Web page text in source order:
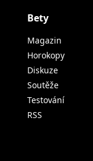
Bety
Magazin
Horokopy
Diskuze
Soutěže
Testování
RSS